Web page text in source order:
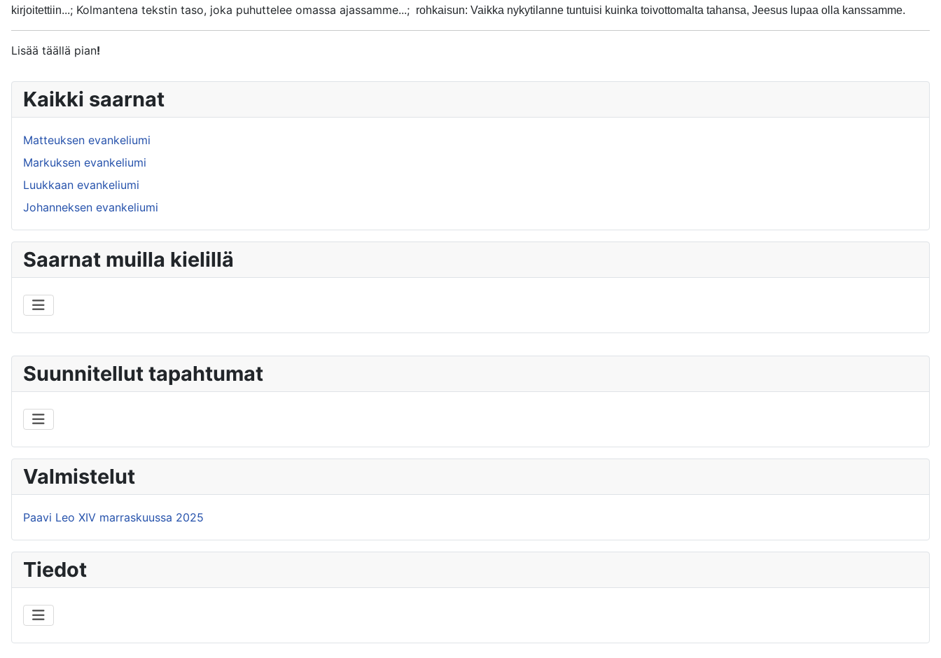
Suunnitellut tapahtumat
Valmistelut
Paavi Leo XIV marraskuussa 2025
Tiedot
kirjoitettiin...; Kolmantena tekstin taso, joka puhuttelee omassa ajassamme...; rohkaisun: Vaikka nykytilanne tuntuisi kuinka toivottomalta tahansa, Jeesus lupaa olla kanssamme.
Lisää täällä pian!
Kaikki saarnat
Matteuksen evankeliumi
Markuksen evankeliumi
Luukkaan evankeliumi
Johanneksen evankeliumi
Saarnat muilla kielillä